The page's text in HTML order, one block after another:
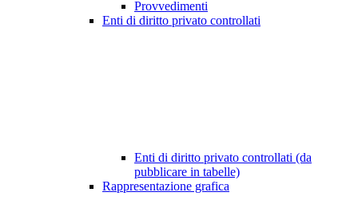
Provvedimenti
Enti di diritto privato controllati
Enti di diritto privato controllati (da
pubblicare in tabelle)
Rappresentazione grafica